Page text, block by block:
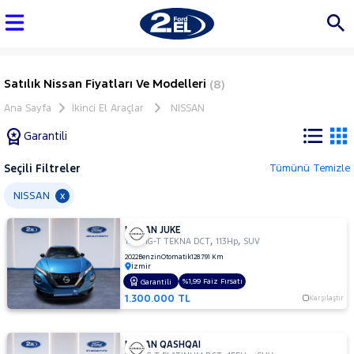
Satılık Nissan Fiyatları Ve Modelleri (8)
Ana Sayfa İkinci El Araçlar NISSAN
Garantili
Tüm
Araçlar
AUDI
BMC
BMW
BYD
Seçili Filtreler Tümünü Temizle
NISSAN x
NISSAN JUKE
1.0 DIG-T TEKNA DCT,113Hp, SUV
2022BenzinOtomatik128.791 Km
İzmir
1.300.000 TL Karşılaştır
Garantili %1,99 Faiz Fırsatı
NISSAN QASHQAI